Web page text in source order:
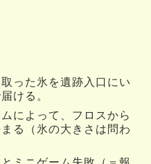
った氷を遺跡入口にい
ける。
によって、フロスから
る（氷の大きさは問わ